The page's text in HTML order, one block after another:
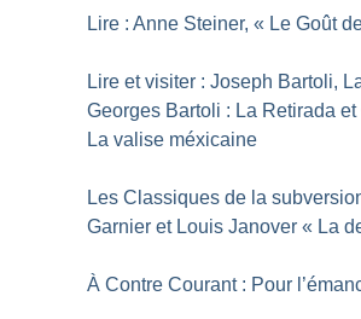
Lire : Anne Steiner, « Le Goût
Lire et visiter : Joseph Bartoli,
Georges Bartoli : La Retirada et
La valise méxicaine
Les Classiques de la
Garnier et Louis Janover « La
À Contre Courant : Pour